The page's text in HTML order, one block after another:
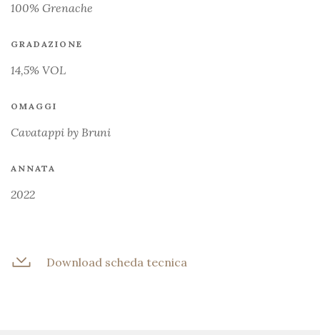
100% Grenache
GRADAZIONE
14,5% VOL
OMAGGI
Cavatappi by Bruni
ANNATA
2022
Download scheda tecnica